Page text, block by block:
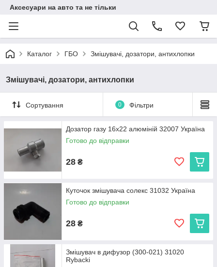
Аксесуари на авто та не тільки
Каталог ГБО Змішувачі, дозатори, антихлопки
Змішувачі, дозатори, антихлопки
Сортування 0 Фільтри
Дозатор газу 16х22 алюміній 32007 Україна
Готово до відправки
28 ₴
Куточок змішувача солекс 31032 Україна
Готово до відправки
28 ₴
Змішувач в дифузор (300-021) 31020
Rybacki